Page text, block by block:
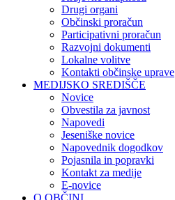
Drugi organi
Občinski proračun
Participativni proračun
Razvojni dokumenti
Lokalne volitve
Kontakti občinske uprave
MEDIJSKO SREDIŠČE
Novice
Obvestila za javnost
Napovedi
Jeseniške novice
Napovednik dogodkov
Pojasnila in popravki
Kontakt za medije
E-novice
O OBČINI